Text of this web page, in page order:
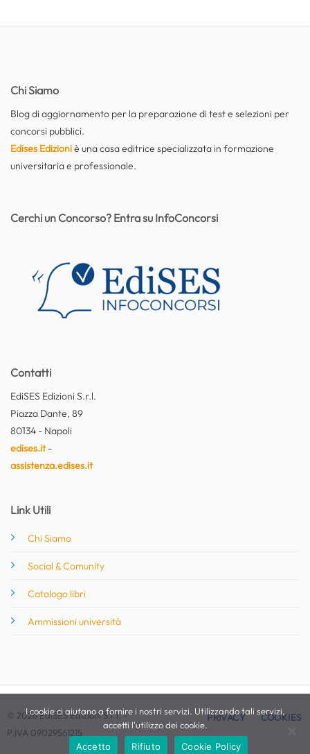
Chi Siamo
Blog di aggiornamento per la preparazione di test e selezioni per
concorsi pubblici.
Edises Edizioniè una casa editrice specializzata in formazione
universitaria e professionale.
Contatti
EdiSES Edizioni S.r.l.
Piazza Dante, 89
80134 - Napoli
edises.it-
assistenza.edises.it
Link Utili
Chi Siamo
Social & Comunity
Catalogo libri
Ammissioni università
Cerchi un Concorso? Entra su InfoConcorsi
© 2026 EdiSES Edizioni S.r.l. -
P.IVA 09029561215
PRIVACY COOKIES
I cookie ci aiutano a fornire i nostri servizi. Utilizzando tali servizi,
accetti l'utilizzo dei cookie.
Accetto
Rifiuto Cookie Policy